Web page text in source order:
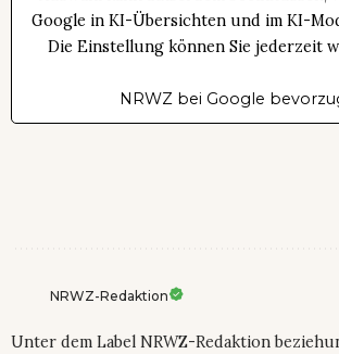
Google in KI-Übersichten und im KI-
Die Einstellung können Sie jederzeit
NRWZ bei Google
NRWZ-Redaktion
Unter dem Label NRWZ-Redaktion